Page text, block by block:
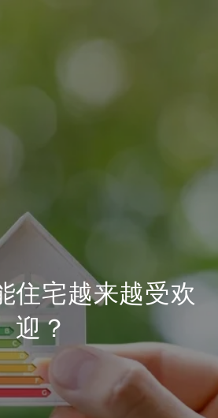
住宅越来越受欢
迎？